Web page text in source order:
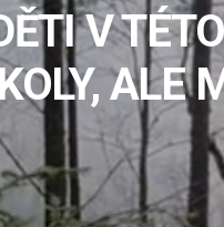
V
ALE